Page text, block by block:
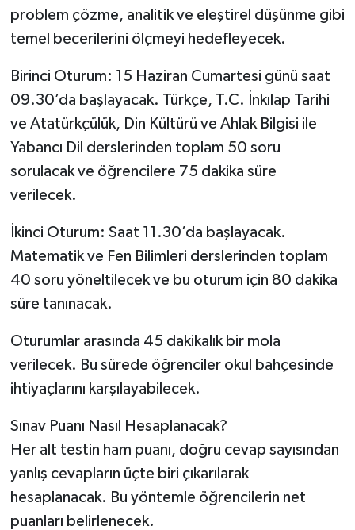
problem çözme, analitik ve eleştirel düşünme gibi
temel becerilerini ölçmeyi hedefleyecek.
Birinci Oturum: 15 Haziran Cumartesi günü saat
09.30’da başlayacak. Türkçe, T.C. İnkılap Tarihi
ve Atatürkçülük, Din Kültürü ve Ahlak Bilgisi ile
Yabancı Dil derslerinden toplam 50 soru
sorulacak ve öğrencilere 75 dakika süre
verilecek.
İkinci Oturum: Saat 11.30’da başlayacak.
Matematik ve Fen Bilimleri derslerinden toplam
40 soru yöneltilecek ve bu oturum için 80 dakika
süre tanınacak.
Oturumlar arasında 45 dakikalık bir mola
verilecek. Bu sürede öğrenciler okul bahçesinde
ihtiyaçlarını karşılayabilecek.
Sınav Puanı Nasıl Hesaplanacak?
Her alt testin ham puanı, doğru cevap sayısından
yanlış cevapların üçte biri çıkarılarak
hesaplanacak. Bu yöntemle öğrencilerin net
puanları belirlenecek.